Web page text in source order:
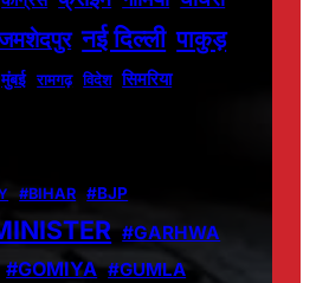
नई दिल्ली पाकुड़
मुंबई रामगढ़ विदेश सिमरिया
#BIHAR #BJP
#GARHWA
#GOMIYA #GUMLA